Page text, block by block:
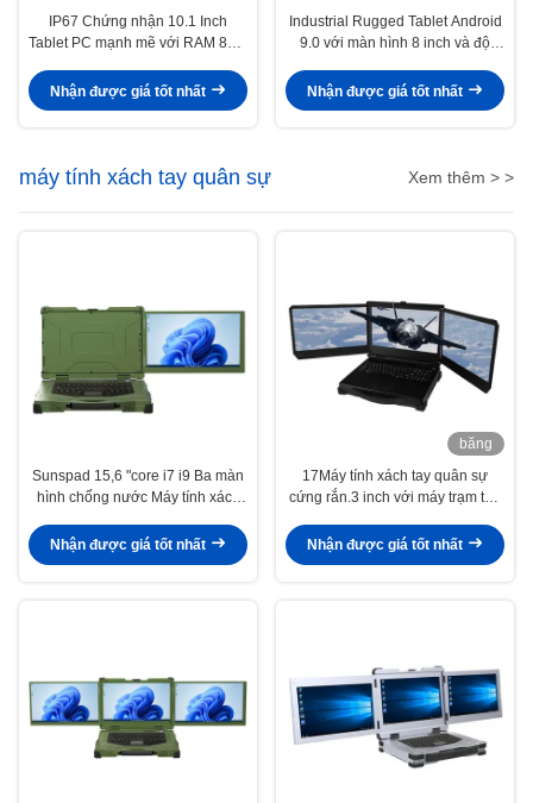
IP67 Chứng nhận 10.1 Inch
Tablet PC mạnh mẽ với RAM 8GB
nghiệp
Nhận được giá tốt nhất
Industrial Rugged Tablet Android
9.0 với màn hình 8 inch và độ
chuyên nghiệp
Nhận được giá tốt nhất
máy tính xách tay quân sự Xem thêm > >
Sunspad 15,6 "core i7 i9 Ba màn
hình chống nước Máy tính xách
công nghiệp
Nhận được giá tốt nhất
băng
17Máy tính xách tay quân sự
cứng rắn.3 inch với máy trạm thẻ
Nhận được giá tốt nhất